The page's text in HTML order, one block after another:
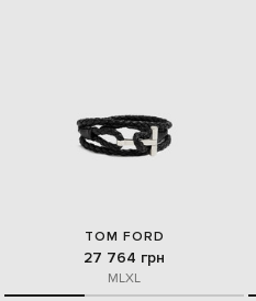
TOM FORD
27 764 грн
MLXL